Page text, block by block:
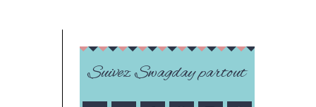
Suivez Swagday partout